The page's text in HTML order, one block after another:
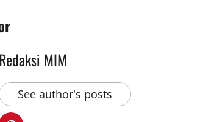
Redaksi MIM
See author's posts